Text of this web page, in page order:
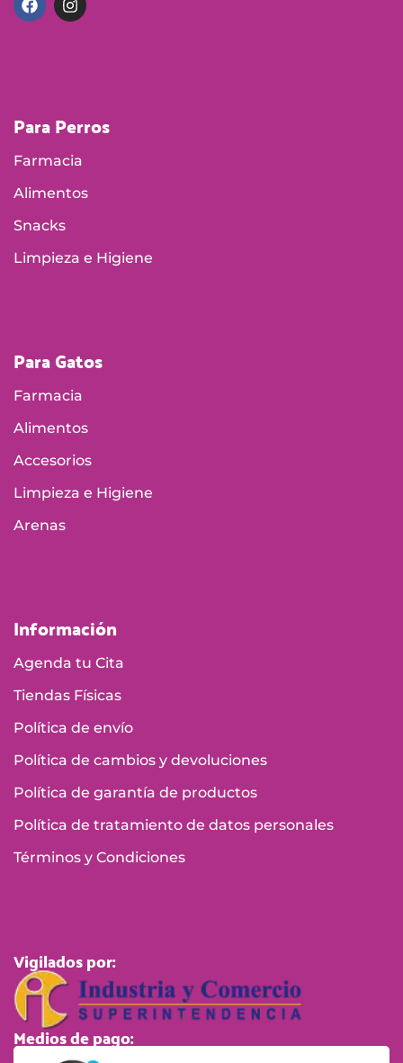
Para Perros
Farmacia
Alimentos
Snacks
Limpieza e Higiene
Para Gatos
Farmacia
Alimentos
Accesorios
Limpieza e Higiene
Arenas
Información
Agenda tu Cita
Tiendas Físicas
Política de envío
Política de cambios y devoluciones
Política de garantía de productos
Política de tratamiento de datos personales
Términos y Condiciones
Vigilados por:
Medios de pago: